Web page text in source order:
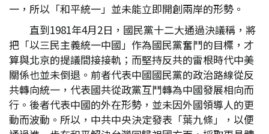
一，所以「和平統一」並未能立即開創兩岸的形勢。
直到1981年4月2日，國民黨十二大通過決議稱，將
把「以三民主義統一中國」作為國民黨奮鬥的目標，才
算與北京的提議間接接軌；而堅持反共的雷根時代中美
關係也並未倒退。前者代表中國國民黨的政治路線從反
共轉向統一，代表國共從政黨互鬥轉為中國發展相向而
行。後者代表中國的外在形勢，並未因外國領導人的更
動而波動。所以，中共中央決定發表「葉九條」，以便